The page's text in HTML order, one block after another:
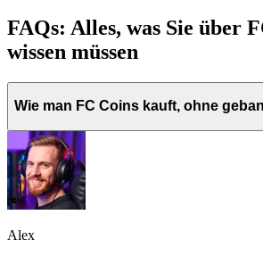
FAQs: Alles, was Sie über
wissen müssen
Wie man FC Coins kauft, ohne
Alex